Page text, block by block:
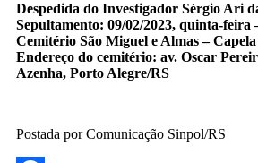
Despedida do Investigador Sérgio Ari
Sepultamento: 09/02/2023, quinta-feira
Cemitério São Miguel e Almas –
Endereço do cemitério: av. Oscar
Azenha, Porto Alegre/RS
Postada por Comunicação Sinpol/RS